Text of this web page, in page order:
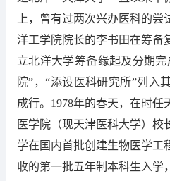
上，曾有过两次兴办医科的
洋工学院院长的李书田在筹备
立北洋大学筹备缘起及分期
院”，“添设医科研究所”列入
成行。1978年的春天，在时
医学院（现天津医科大学）校
学在国内首批创建生物医学工
收的第一批五年制本科生入学